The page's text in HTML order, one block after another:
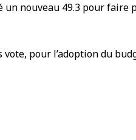
nouveau 49.3 pour faire
pour l’adoption du